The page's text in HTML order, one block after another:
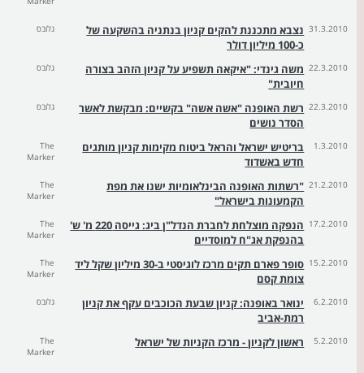
31.3.2010 נצבא מתכננת להקים קניון בנתניה בהשקעה של
כ-100 מיליון דולר
גלובס
22.3.2010 משה גינדי: "איקאה תשפיע על קניון הזהב בצורה
חיובית"
גלובס
22.3.2010 רשת האופנה "אשה אשה" בקשיים: מבקשת לאשר
הסדר נושים
גלובס
1.3.2010
בריטיש ישראל והראל ביטוח מקימות קניון מותגים
חדש באשדוד
The
Marker
21.2.2010 "רשתות האופנה הבינלאומיות ישנו את מפת
הקמעונות בישראל"
The
Marker
17.2.2010
הנפקה מוצלחת לחברת הנדל"ן ביג: גייסה 220 מ' ש'
בהנפקת אג"ח למוסדיים
The
Marker
15.2.2010
סופר פארם תקים מרכז לוגיסטי ב-30 מיליון שקל ליד
צומת קסם
The
Marker
6.2.2010
ינואר באופנה: קניון שבעת הכוכבים עקף את קניון
רמת-אביב
גלובס
5.2.2010 ראשון לקניון - מרכז הקניות של ישראל
The
Marker